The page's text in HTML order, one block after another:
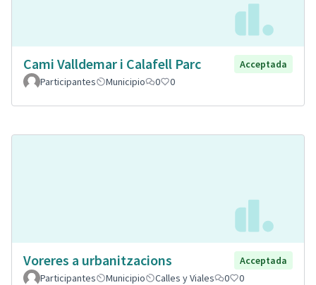
Cami Valldemar i Calafell Parc
Acceptada
Participantes
Municipio 0 0
Voreres a urbanitzacions
Acceptada
Participantes
Municipio Calles y Viales 0 0